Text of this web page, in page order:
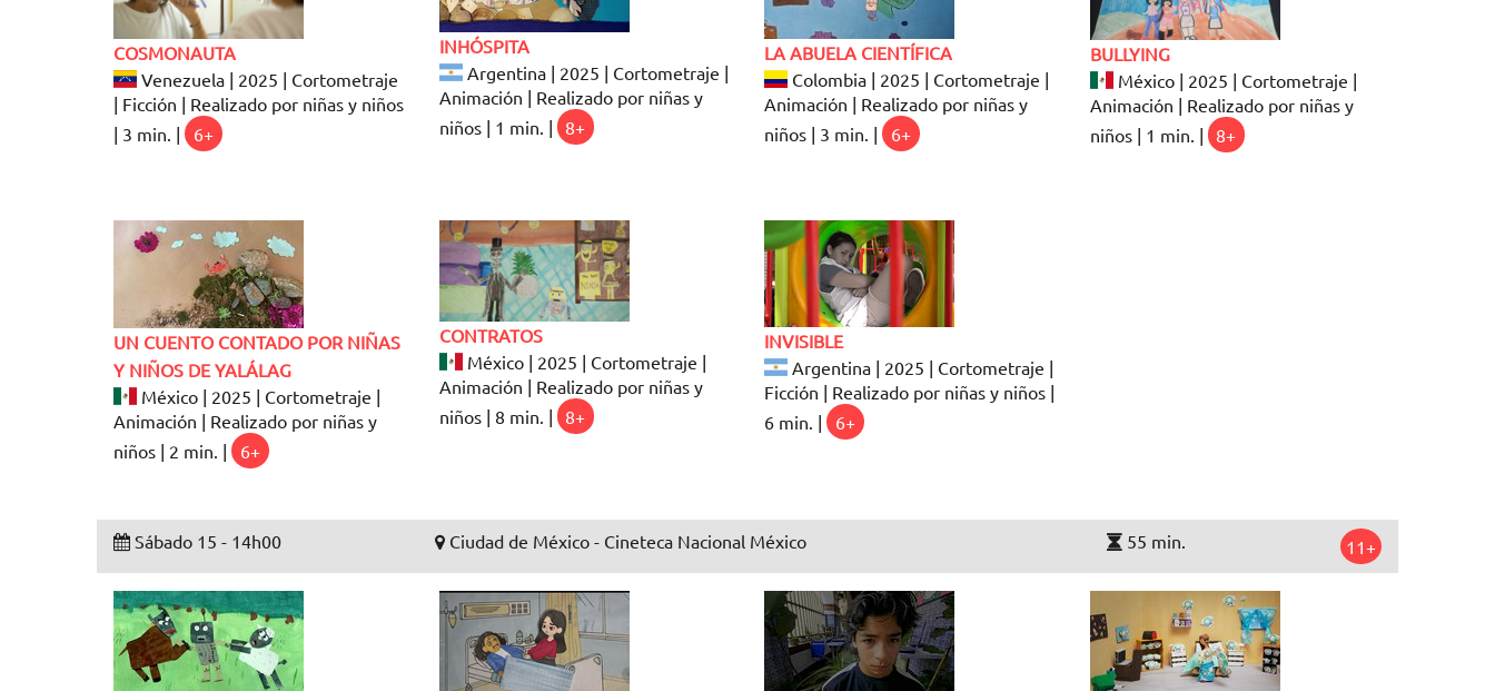
COSMONAUTA
Venezuela | 2025 | Cortometraje
| Ficción | Realizado por niñas y niños
| 3 min. |
6+
INHÓSPITA
Argentina | 2025 | Cortometraje |
Animación | Realizado por niñas y
niños | 1 min. |
8+
LA ABUELA CIENTÍFICA
Colombia | 2025 | Cortometraje |
Animación | Realizado por niñas y
niños | 3 min. |
6+
BULLYING
México | 2025 | Cortometraje |
Animación | Realizado por niñas y
niños | 1 min. |
8+
UN CUENTO CONTADO POR NIÑAS
Y NIÑOS DE YALÁLAG
México | 2025 | Cortometraje |
Animación | Realizado por niñas y
niños | 2 min. |
6+
CONTRATOS
México | 2025 | Cortometraje |
Animación | Realizado por niñas y
niños | 8 min. |
8+
INVISIBLE
Argentina | 2025 | Cortometraje |
Ficción | Realizado por niñas y niños |
6 min. |
6+
Sábado 15 - 14h00 Ciudad de México - Cineteca Nacional México 55 min. 11+